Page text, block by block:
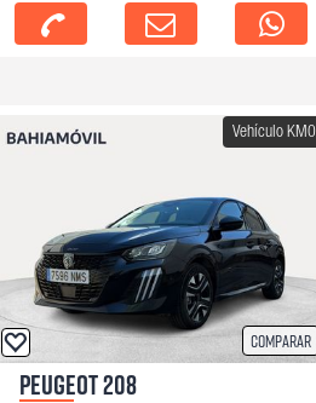
Comparar
Vehículo KM0
PEUGEOT 208